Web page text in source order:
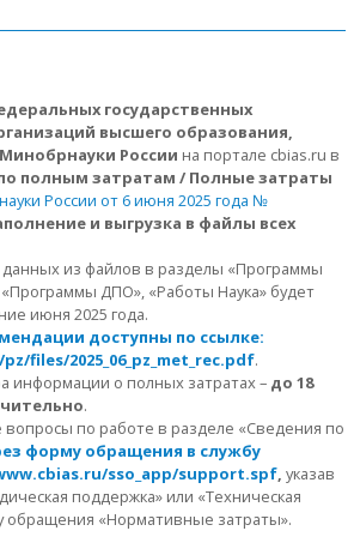
государственных
высшего образования,
России на портале cbias.ru в
полным затратам / Полные затраты
России от 6 июня 2025 года №
и выгрузка в файлы всех
из файлов в разделы «Программы
ДПО», «Работы Наука» будет
июня 2025 года.
доступны по ссылке:
files/2025_06_pz_met_rec.pdf.
информации о полных затратах – до 18
.
вопросы по работе в разделе «Сведения по
форму обращения в службу
sso_app/support.spf указав
поддержка» или «Техническая
обращения «Нормативные затраты».